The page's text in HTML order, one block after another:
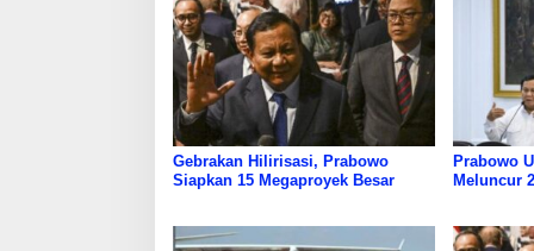
Gebrakan Hilirisasi, Prabowo
Siapkan 15 Megaproyek Besar
Prabowo
Meluncur